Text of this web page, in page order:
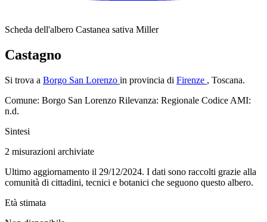
Scheda dell'albero Castanea sativa Miller
Castagno
Si trova a Borgo San Lorenzo in provincia di Firenze , Toscana.
Comune: Borgo San Lorenzo Rilevanza: Regionale Codice AMI:
n.d.
Sintesi
2 misurazioni archiviate
Ultimo aggiornamento il 29/12/2024. I dati sono raccolti grazie alla
comunità di cittadini, tecnici e botanici che seguono questo albero.
Età stimata